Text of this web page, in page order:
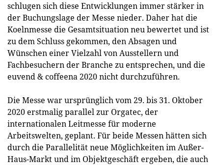
schlugen sich diese Entwicklungen immer stärker in
der Buchungslage der Messe nieder. Daher hat die
Koelnmesse die Gesamtsituation neu bewertet und ist
zu dem Schluss gekommen, den Absagen und
Wünschen einer Vielzahl von Ausstellern und
Fachbesuchern der Branche zu entsprechen, und die
euvend & coffeena 2020 nicht durchzuführen.
Die Messe war ursprünglich vom 29. bis 31. Oktober
2020 erstmalig parallel zur Orgatec, der
internationalen Leitmesse für moderne
Arbeitswelten, geplant. Für beide Messen hätten sich
durch die Parallelität neue Möglichkeiten im Außer-
Haus-Markt und im Objektgeschäft ergeben, die auch